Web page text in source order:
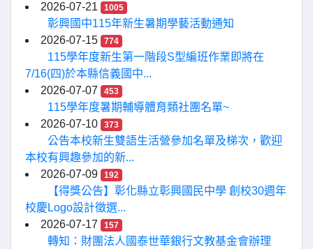
2026-07-21
1005
彰興國中115年新生暑期學藝活動通知
2026-07-15
774
115學年度新生第一階段S型編班作業即將在
7/16(四)於本縣信義國中...
2026-07-07
453
115學年度暑期輔導體育類社團名單~
2026-07-10
373
公告本校新生雙語生活營參加名單及梯次，歡迎
本校有興趣參加的新...
2026-07-09
192
【得獎公告】彰化縣立彰興國民中學 創校30週年
校慶Logo設計徵選...
2026-07-17
157
轉知：財團法人國泰世華銀行文教基金會辦理